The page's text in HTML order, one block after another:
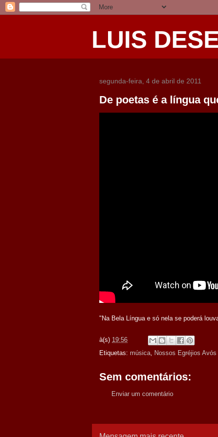
LUIS
segunda-feira, 4 de abril de 2011
De poetas é a língua
"Na Bela Língua e só nela se poderá
à(s) 19:56
Etiquetas: música, Nossos Egréjios Avós
Sem comentários:
Enviar um comentário